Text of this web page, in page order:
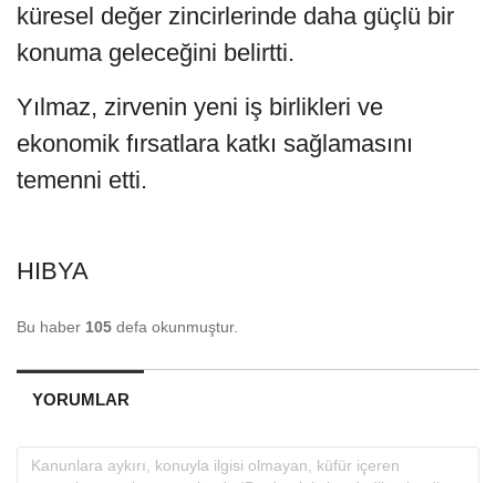
küresel değer zincirlerinde daha güçlü bir
konuma geleceğini belirtti.
Yılmaz, zirvenin yeni iş birlikleri ve
ekonomik fırsatlara katkı sağlamasını
temenni etti.
HIBYA
Bu haber 105 defa okunmuştur.
YORUMLAR